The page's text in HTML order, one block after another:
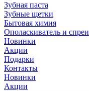
Зубная паста
Зубные щетки
Бытовая химия
Ополаскиватель и спреи
Новинки
Акции
Подарки
Контакты
Новинки
Акции